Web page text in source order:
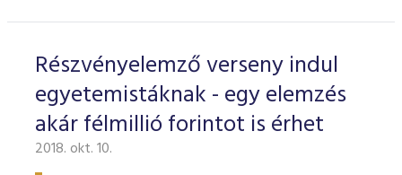
Részvényelemző verseny indul
egyetemistáknak - egy elemzés
akár félmillió forintot is érhet
2018. okt. 10.